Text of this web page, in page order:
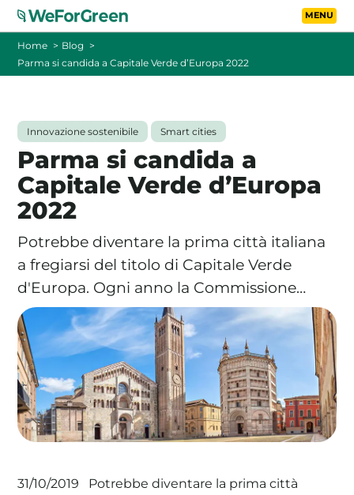
Vai al contenuto
La tua cooperativa energetica sostenibile
TARIFFE
FOTOVOLTAICO A DISTANZA
FAQ
CONTATTI
PASSA A WEFORGREEN
Home
Blog
Parma si candida a Capitale Verde d’Europa 2022
Innovazione sostenibile Smart cities
Parma si candida a
Capitale Verde d’Europa
2022
Potrebbe diventare la prima città italiana
a fregiarsi del titolo di Capitale Verde
d'Europa. Ogni anno la Commissione…
31/10/2019
Potrebbe diventare la prima città